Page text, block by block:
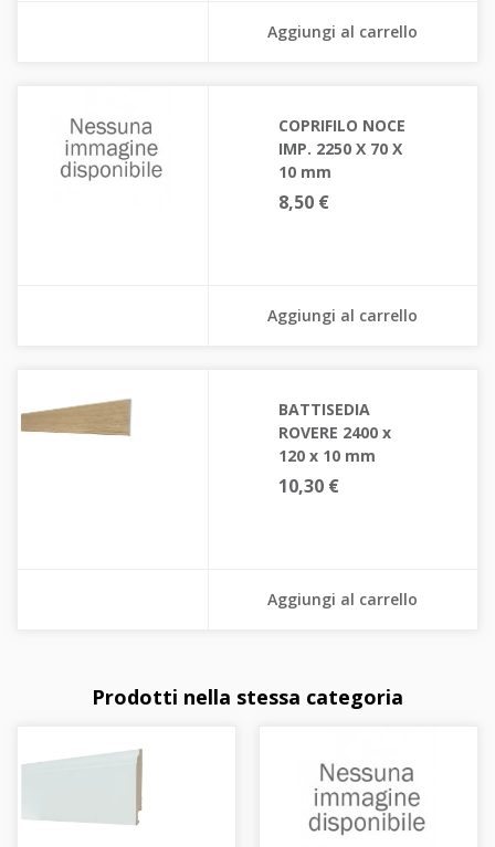
Aggiungi al carrello
COPRIFILO NOCE
IMP. 2250 X 70 X
10 mm
8,50 €
Aggiungi al carrello
BATTISEDIA
ROVERE 2400 x
120 x 10 mm
10,30 €
Aggiungi al carrello
Prodotti nella stessa categoria